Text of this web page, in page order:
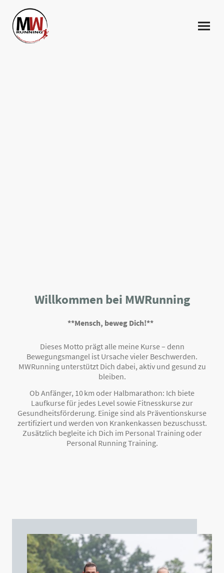
Willkommen bei MWRunning
**Mensch, beweg Dich!**
Dieses Motto prägt alle meine Kurse – denn
Bewegungsmangel ist Ursache vieler Beschwerden.
MWRunning unterstützt Dich dabei, aktiv und gesund zu
bleiben.
Ob Anfänger, 10 km oder Halbmarathon: Ich biete
Laufkurse für jedes Level sowie Fitnesskurse zur
Gesundheitsförderung. Einige sind als Präventionskurse
zertifiziert und werden von Krankenkassen bezuschusst.
Zusätzlich begleite ich Dich im Personal Training oder
Personal Running Training.